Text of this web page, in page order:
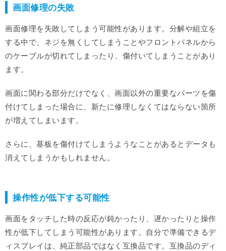
画面修理の失敗
画面修理を失敗してしまう可能性があります。分解や組立を
する中で、ネジを無くしてしまうことやフロントパネルから
のケーブルが切れてしまったり、傷付いてしまうことがあり
ます。
画面に関わる部分だけでなく、画面以外の重要なパーツを傷
付けてしまった場合に、新たに修理しなくてはならない箇所
が増えてしまいます。
さらに、基板を傷付けてしまうようなことがあるとデータも
消えてしまうかもしれません。
操作性が低下する可能性
画面をタッチした時の反応が鈍かったり、遅かったりと操作
性が低下してしまう可能性があります。自分で準備できるデ
ィスプレイは、純正部品ではなく互換品です。互換品のディ